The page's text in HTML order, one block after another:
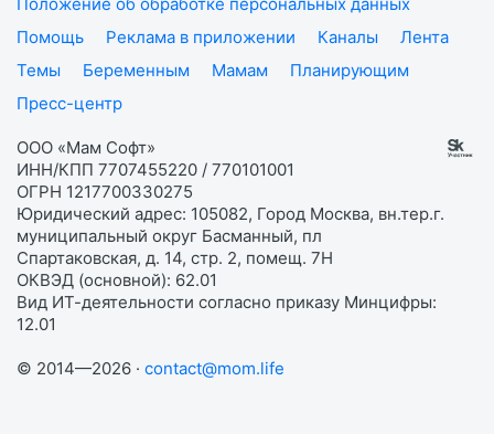
Помощь
Реклама в приложении Каналы
Лента
Темы
Беременным Мамам
Планирующим
Пресс-центр
ООО «Мам Софт»
ИНН/КПП 7707455220 / 770101001
ОГРН 1217700330275
Юридический адрес: 105082, Город Москва, вн.тер.г.
муниципальный округ Басманный, пл
Спартаковская, д. 14, стр. 2, помещ. 7Н
ОКВЭД (основной): 62.01
Вид ИТ-деятельности согласно приказу Минцифры:
12.01
© 2014—2026 · contact@mom.life